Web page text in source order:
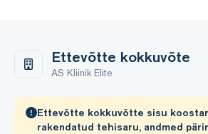
Ettevõtte kokkuvõte
AS Kliinik Elite
Ettevõtte kokkuvõtte sisu
rakendatud tehisaru, andmed